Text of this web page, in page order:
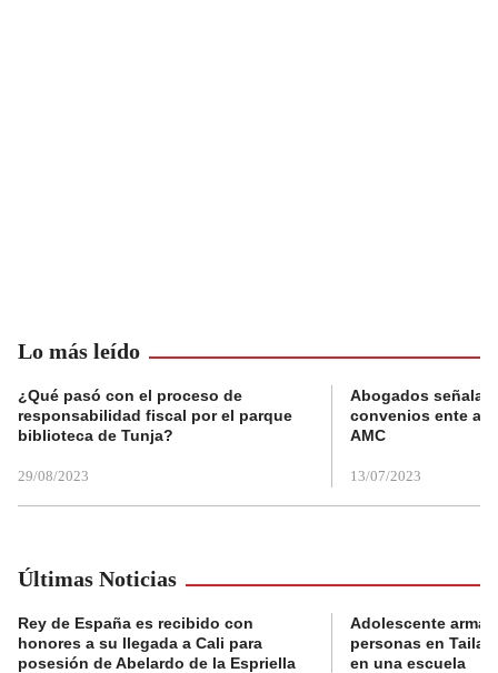
Lo más leído
¿Qué pasó con el proceso de
responsabilidad fiscal por el parque
biblioteca de Tunja?
29/08/2023
Abogados
convenios ente
AMC
13/07/2023
Últimas Noticias
Rey de España es recibido con
honores a su llegada a Cali para
posesión de Abelardo de la Espriella
Adolescente
personas en
en una escuela